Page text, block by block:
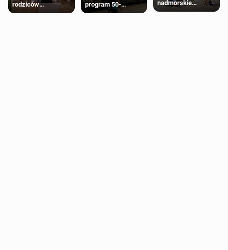
rodziców
pobierających Child
program 50-
procentowych
nadmorskie
miasteczko blisko